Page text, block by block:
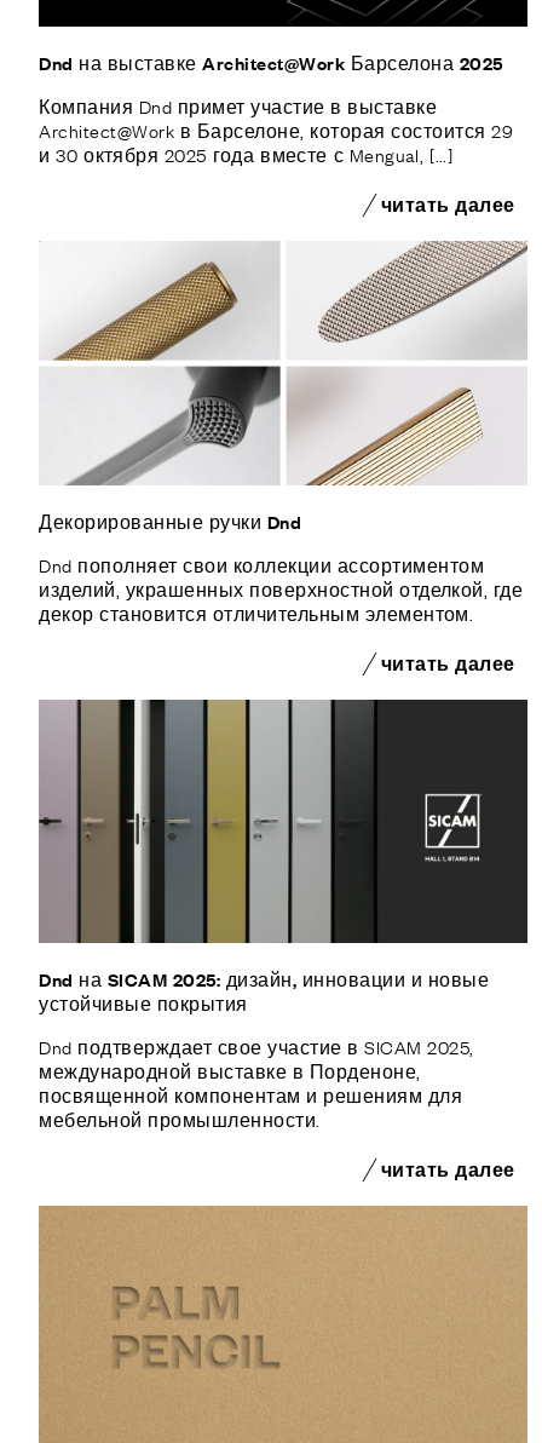
Dnd на выставке Architect@Work Барселона 2025
Компания Dnd примет участие в выставке
Architect@Work в Барселоне, которая состоится 29
и 30 октября 2025 года вместе с Mengual, [...]
читать далее
Декорированные ручки Dnd
Dnd пополняет свои коллекции ассортиментом
изделий, украшенных поверхностной отделкой, где
декор становится отличительным элементом.
читать далее
Dnd на SICAM 2025: дизайн, инновации и новые
устойчивые покрытия
Dnd подтверждает свое участие в SICAM 2025,
международной выставке в Порденоне,
посвященной компонентам и решениям для
мебельной промышленности.
читать далее